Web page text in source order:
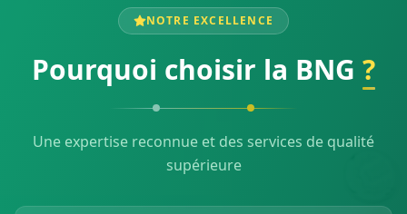
NOTRE EXCELLENCE
Pourquoi choisir la BNG ?
Une expertise reconnue et des services de qualité
supérieure